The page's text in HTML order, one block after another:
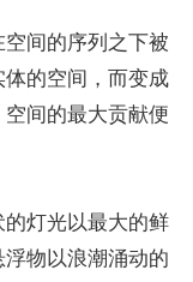
间的序列之下被
的空间，而变成
间的最大贡献便
灯光以最大的鲜
物以浪潮涌动的